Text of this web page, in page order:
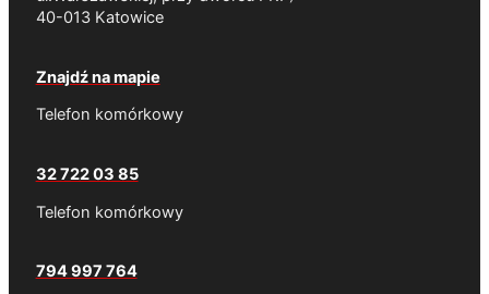
40-013 Katowice
Znajdź na mapie
Telefon komórkowy
32 722 03 85
Telefon komórkowy
794 997 764